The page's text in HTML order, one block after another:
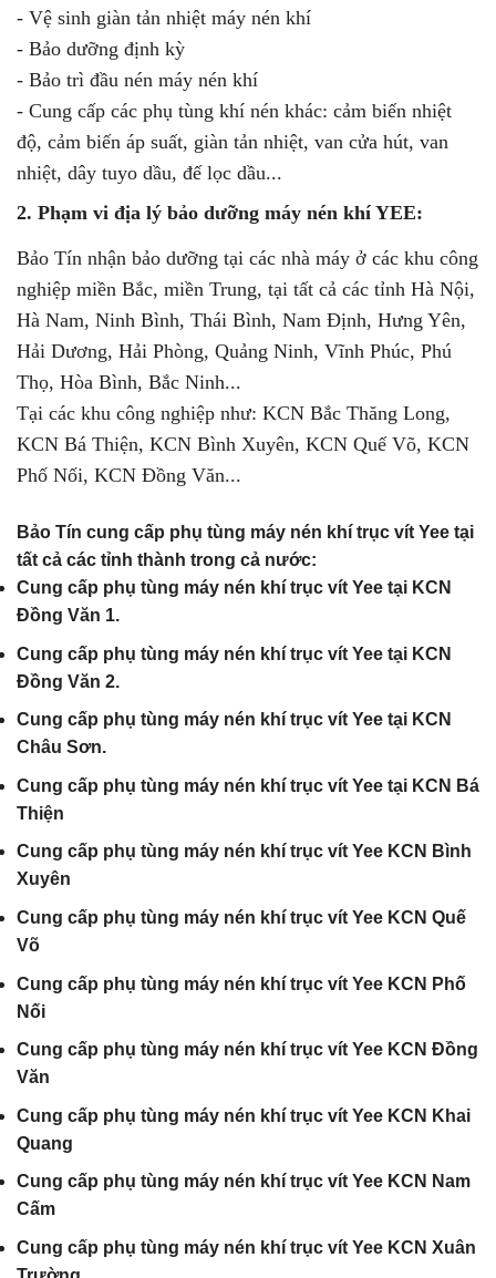
- Vệ sinh giàn tản nhiệt máy nén khí
- Bảo dưỡng định kỳ
- Bảo trì đầu nén máy nén khí
- Cung cấp các phụ tùng khí nén khác: cảm biến nhiệt
độ, cảm biến áp suất, giàn tản nhiệt, van cửa hút, van
nhiệt, dây tuyo dầu, đế lọc dầu...
2. Phạm vi địa lý bảo dưỡng máy nén khí YEE:
Bảo Tín nhận bảo dưỡng tại các nhà máy ở các khu công
nghiệp miền Bắc, miền Trung, tại tất cả các tỉnh Hà Nội,
Hà Nam, Ninh Bình, Thái Bình, Nam Định, Hưng Yên,
Hải Dương, Hải Phòng, Quảng Ninh, Vĩnh Phúc, Phú
Thọ, Hòa Bình, Bắc Ninh...
Tại các khu công nghiệp như: KCN Bắc Thăng Long,
KCN Bá Thiện, KCN Bình Xuyên, KCN Quế Võ, KCN
Phố Nối, KCN Đồng Văn...
Bảo Tín cung cấp phụ tùng máy nén khí trục vít Yee tại
tất cả các tỉnh thành trong cả nước:
Cung cấp phụ tùng máy nén khí trục vít Yee tại KCN
Đồng Văn 1.
Cung cấp phụ tùng máy nén khí trục vít Yee tại KCN
Đồng Văn 2.
Cung cấp phụ tùng máy nén khí trục vít Yee tại KCN
Châu Sơn.
Cung cấp phụ tùng máy nén khí trục vít Yee tại KCN Bá
Thiện
Cung cấp phụ tùng máy nén khí trục vít Yee KCN Bình
Xuyên
Cung cấp phụ tùng máy nén khí trục vít Yee KCN Quế
Võ
Cung cấp phụ tùng máy nén khí trục vít Yee KCN Phố
Nối
Cung cấp phụ tùng máy nén khí trục vít Yee KCN Đồng
Văn
Cung cấp phụ tùng máy nén khí trục vít Yee KCN Khai
Quang
Cung cấp phụ tùng máy nén khí trục vít Yee KCN Nam
Cấm
Cung cấp phụ tùng máy nén khí trục vít Yee KCN Xuân